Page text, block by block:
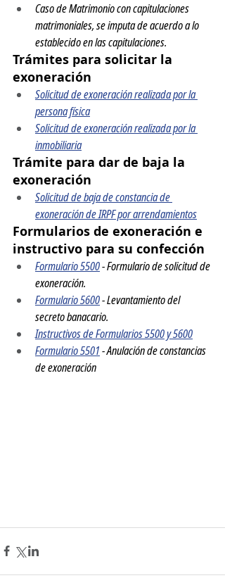
Caso de Matrimonio con capitulaciones
matrimoniales, se imputa de acuerdo a lo
establecido en las capitulaciones.
Trámites para solicitar la
exoneración
Solicitud de exoneración realizada por la
persona física
Solicitud de exoneración realizada por la
inmobiliaria
Trámite para dar de baja la
exoneración
Solicitud de baja de constancia de
exoneración de IRPF por arrendamientos
Formularios de exoneración e
instructivo para su confección
Formulario 5500 - Formulario de solicitud de
exoneración.
Formulario 5600 - Levantamiento del
secreto banacario.
Instructivos de Formularios 5500 y 5600
Formulario 5501 - Anulación de constancias
de exoneración